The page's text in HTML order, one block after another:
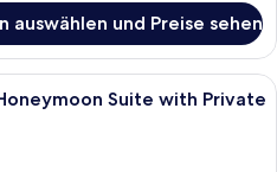
auswählen und Preise sehen
Ein Poolbereich mit Blick auf den
Suite with Private